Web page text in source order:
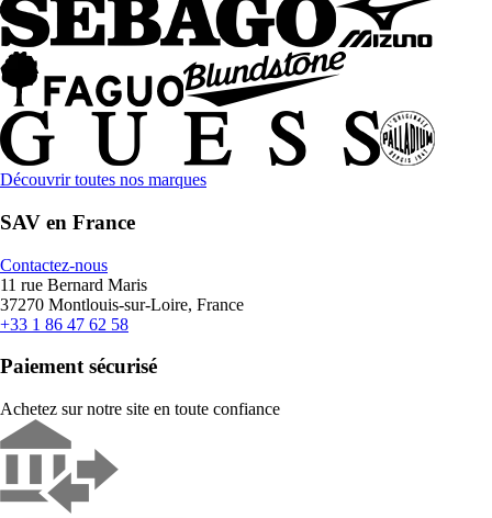
Découvrir toutes nos marques
SAV en France
Contactez-nous
11 rue Bernard Maris
37270 Montlouis-sur-Loire, France
+33 1 86 47 62 58
Paiement sécurisé
Achetez sur notre site en toute confiance